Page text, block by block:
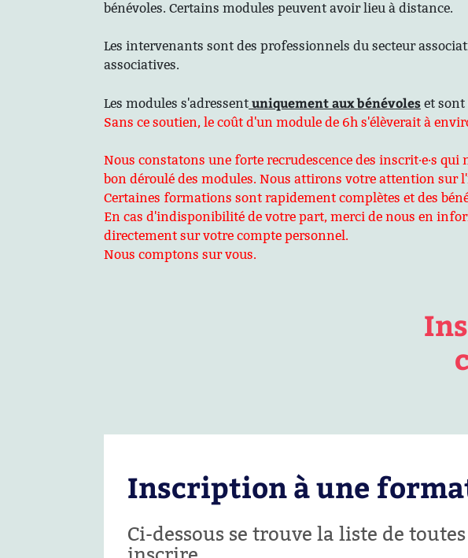
bénévoles. Certains modules peuvent avoir lieu à distance.
Les intervenants sont des professionnels du secteur
associatives.
Les modules s'adressent uniquement aux bénévoles et sont
Sans ce soutien, le coût d'un module de 6h s'élèverait à
Nous constatons une forte recrudescence des inscrit·e·s
bon déroulé des modules. Nous attirons votre attention sur
Certaines formations sont rapidement complètes et des
En cas d'indisponibilité de votre part, merci de nous en
directement sur votre compte personnel.
Nous comptons sur vous.
Inscription à une
Ci-dessous se trouve la liste de